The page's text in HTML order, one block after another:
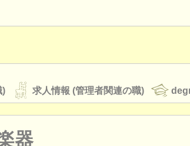
) 求人情報 (管理者関連の職)
器